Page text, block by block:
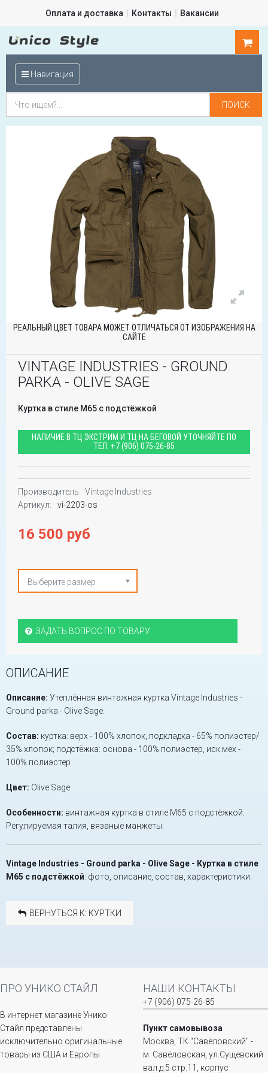
Оплата и доставка Контакты Вакансии
Навигация
РЕАЛЬНЫЙ ЦВЕТ ТОВАРА МОЖЕТ ОТЛИЧАТЬСЯ ОТ ИЗОБРАЖЕНИЯ НА
САЙТЕ
VINTAGE INDUSTRIES - GROUND
PARKA - OLIVE SAGE
Куртка в стиле M65 с подстёжкой
НАЛИЧИЕ В ТЦ ЭКСТРИМ И ТЦ НА БЕГОВОЙ УТОЧНЯЙТЕ ПО
ТЕЛ. +7 (906) 075-26-85
Производитель
Vintage Industries
Артикул:
vi-2203-os
16 500 руб
Выберите размер
ЗАДАТЬ ВОПРОС ПО ТОВАРУ
ОПИСАНИЕ
Описание: Утеплённая винтажная куртка Vintage Industries -
Ground parka - Olive Sage.
Состав: куртка: верх - 100% хлопок, подкладка - 65% полиэстер/
35% хлопок; подстёжка: основа - 100% полиэстер, иск.мех -
100% полиэстер
Цвет: Olive Sage
Особенности: винтажная куртка в стиле M65 с подстёжкой.
Регулируемая талия, вязаные манжеты.
Vintage Industries - Ground parka - Olive Sage - Куртка в стиле
M65 с подстёжкой: фото, описание, состав, характеристики.
ВЕРНУТЬСЯ К: КУРТКИ
ПРО УНИКО СТАЙЛ
В интернет магазине Унико
Стайл представлены
исключительно оригинальные
товары из США и Европы
НАШИ КОНТАКТЫ
+7 (906) 075-26-85
Пункт самовывоза
Москва, ТК "Савёловский" -
м. Савёловская, ул.Сущевский
вал д.5 стр.11, корпус